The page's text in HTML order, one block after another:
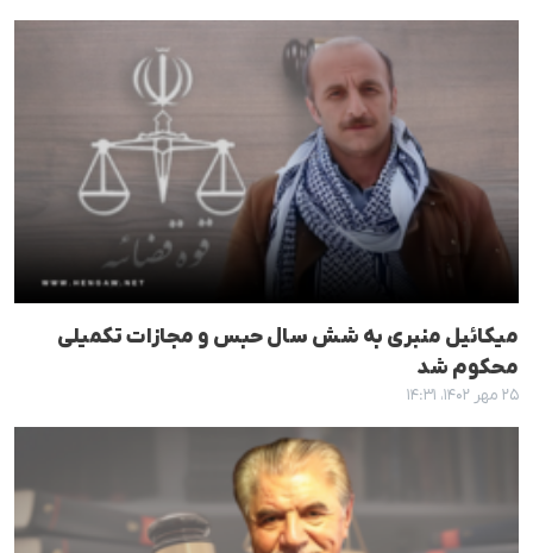
میکائیل منبری به شش سال حبس و مجازات تکمیلی
محکوم شد
۲۵ مهر ۱۴۰۲، ۱۴:۳۱